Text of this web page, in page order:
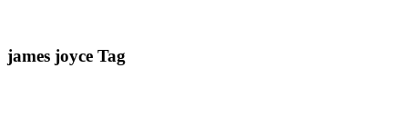
james joyce Tag